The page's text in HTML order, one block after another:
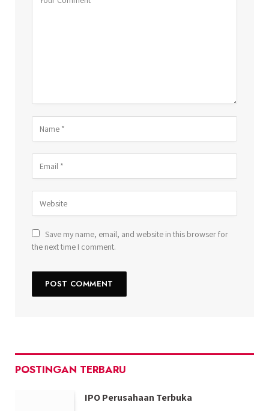
Save my name, email, and website in this browser for
the next time I comment.
POSTINGAN TERBARU
IPO Perusahaan Terbuka